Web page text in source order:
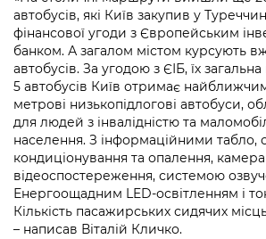
Підприємства, установи,
Kyiv International Relations
Річні звіти
Гендерна політика
Безбар'єрність
Київська міська військова
Портал Захисників та
Безбар'єрність
Портал послуг
Міський застосунок Київ
Важливе під час воєнного стану
Уряд» – місцевий рівень»
Важливе під час воєнного стану
Про відкриті дані
Портал даних Києва
Публічні дашборди
автобусів, які Київ закупив у
фінансової угоди з Європейським
банком. А загалом містом курсують
автобусів. За угодою з ЄІБ, їх загальна
5 автобусів Київ отримає
метрові низькопідлогові автобуси,
для людей з інвалідністю та
населення. З інформаційними табло,
кондиціонування та опалення,
відеоспостереження, системою
Енергоощадним LED-освітленням і
Кількість пасажирських сидячих
– написав Віталій Кличко.